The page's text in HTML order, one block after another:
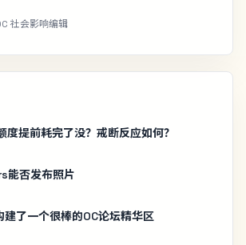
社会影响编辑
提前耗完了没？戒断反应如何？
能否发布照片
建了一个很棒的OC论坛精华区